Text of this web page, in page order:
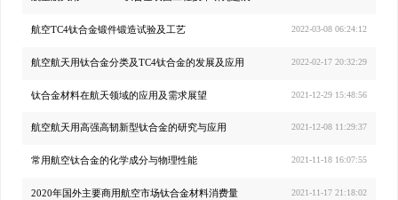
2022-03-08 06:24:12
航空TC4钛合金锻件锻造试验及工艺
2022-02-17 20:32:29
航空航天用钛合金分类及TC4钛合金的发展及应用
2021-12-29 15:48:56
钛合金材料在航天领域的应用及需求展望
2021-12-08 11:29:37
航空航天用高强高韧新型钛合金的研究与应用
2021-11-18 16:07:55
常用航空钛合金的化学成分与物理性能
2021-11-17 21:18:02
2020年国外主要商用航空市场钛合金材料消费量